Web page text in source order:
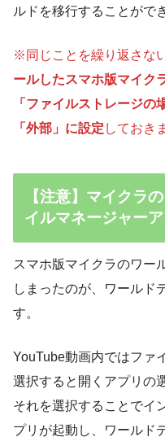
ルドを移行することがで
※同じことを繰り返さな
ールしたスマホ版マイク
「ファイルストレージ
「外部」に設定 しておき
【注意】マイクラ
イルマネージャー
スマホ版マイクラのワー
しまったのが、ワールド
す。
YouTube動画内ではファ
選択すると開くアプリの
それを選択することでイ
プリが起動し、ワールド